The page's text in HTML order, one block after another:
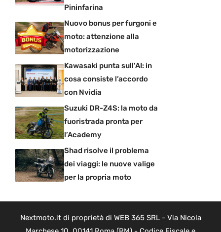
Pininfarina
Nuovo bonus per furgoni e
moto: attenzione alla
motorizzazione
Kawasaki punta sull’AI: in
cosa consiste l’accordo
con Nvidia
Suzuki DR-Z4S: la moto da
fuoristrada pronta per
l’Academy
Shad risolve il problema
dei viaggi: le nuove valige
per la propria moto
Nextmoto.it di proprietà di WEB 365 SRL - Via Nicola